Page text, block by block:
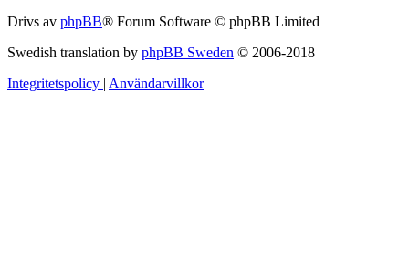
Drivs av phpBB® Forum Software © phpBB Limited
Swedish translation by phpBB Sweden © 2006-2018
Integritetspolicy | Användarvillkor